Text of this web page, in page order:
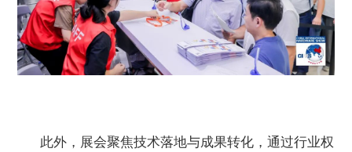
此外，展会聚焦技术落地与成果转化，通过行业权